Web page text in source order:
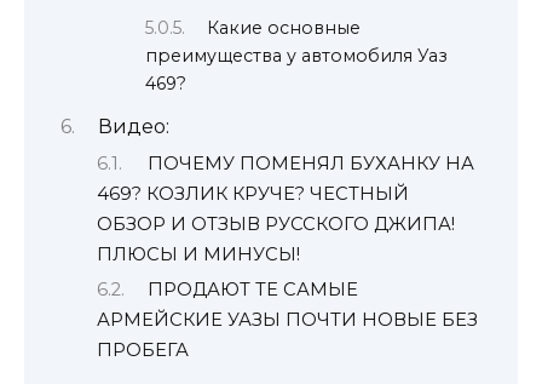
Какие основные
преимущества у автомобиля Уаз
469?
Видео:
ПОЧЕМУ ПОМЕНЯЛ БУХАНКУ НА
469? КОЗЛИК КРУЧЕ? ЧЕСТНЫЙ
ОБЗОР И ОТЗЫВ РУССКОГО ДЖИПА!
ПЛЮСЫ И МИНУСЫ!
ПРОДАЮТ ТЕ САМЫЕ
АРМЕЙСКИЕ УАЗЫ ПОЧТИ НОВЫЕ БЕЗ
ПРОБЕГА